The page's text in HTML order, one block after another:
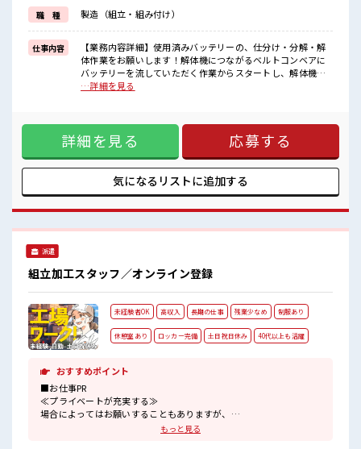
■職場の雰囲気
しっかり休める休憩室あり！
オンオフの切替もできちゃう！
持ち物が多いあなたにもぴったり☆
ロッカー付き職場♪
残業は基本ないので定時でサクッと帰宅OK！
職 種 製造（組立・組み付け）
仕事内容
【業務内容詳細】使用済みバッテリーの、仕分け・分解・解
体作業をお願いします！解体機につながるベルトコンベアに
バッテリーを流していただく作業からスタートし、解体機に
て解体～乾燥までを管理いただきます。その他付随業務(清
の時間をしっかり確保できる、 残業基本ナシのお仕事♪ ≪未
経験の方も大カンゲイ≫ 新しいことにチャレンジするのは不
安だけど、 しっかり働く環境が整っています！ イチからスキ
ルUP・ステップUP目指していきましょう！ ≪様々なお仕事
をご提案≫ 一人で悩まず気軽に相談できる、 派遣のお仕事で
カー付き職場♪ 残業は基本ないので定時でサクッと帰宅OK！
…詳細を見る
詳細を見る 応募する
気になるリストに追加する
派遣
組立加工スタッフ／オンライン登録
未経験者OK 高収入 長期の仕事 残業少なめ 制服あり
休憩室あり ロッカー完備 土日祝日休み 40代以上も活躍
おすすめポイント
■お仕事PR
≪プライベートが充実する≫
場合によってはお願いすることもありますが、
もっと見る